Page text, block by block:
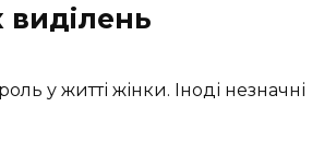
у житті жінки. Іноді незначні